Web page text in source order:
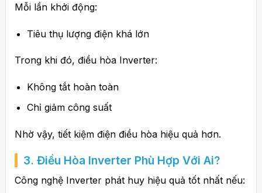
Mỗi lần khởi động:
Tiêu thụ lượng điện khá lớn
Trong khi đó, điều hòa Inverter:
Không tắt hoàn toàn
Chỉ giảm công suất
Nhờ vậy, tiết kiệm điện điều hòa hiệu quả hơn.
3. Điều Hòa Inverter Phù Hợp Với Ai?
Công nghệ Inverter phát huy hiệu quả tốt nhất nếu: